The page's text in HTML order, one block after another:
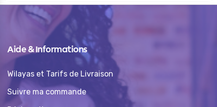
Aide & Informations
Wilayas et Tarifs de Livraison
Suivre ma commande